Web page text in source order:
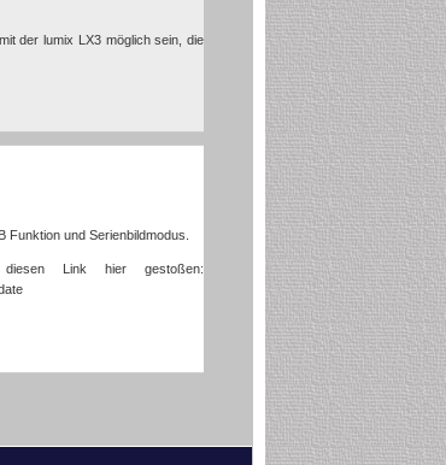
der lumix LX3 möglich sein, die
Funktion und Serienbildmodus.
Link hier gestoßen: